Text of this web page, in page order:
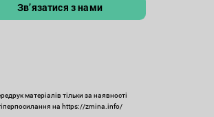
Зв’язатися з нами
матеріалів тільки за наявності
на https://zmina.info/